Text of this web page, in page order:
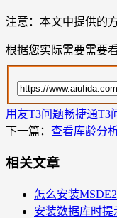
注意：本文中提供的
根据您实际需要需要
用友T3问题畅捷通T3
下一篇： 查看库龄分
相关文章
怎么安装
安装数据库时提